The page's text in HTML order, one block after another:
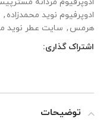
ادوپرفیوم مردانه
ادوپرفیوم نوید محمدزاده ,
هرمس , سایت عطر نوید
اشتراک گذاری:
توضیحات